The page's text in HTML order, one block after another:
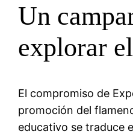
Un
explorar
El compromiso de
promoción del
educativo se traduce